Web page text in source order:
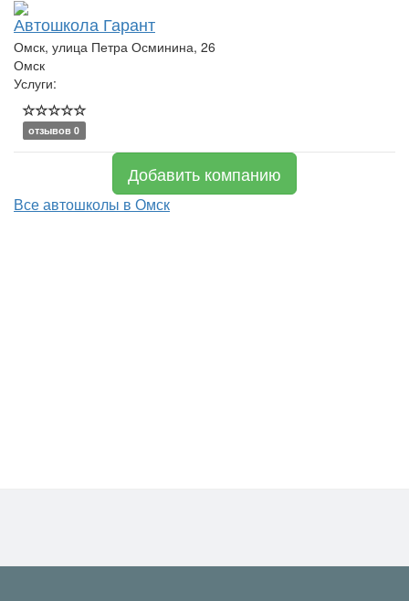
Автошкола Гарант
Омск, улица Петра Осминина, 26
Омск
Услуги:
отзывов 0
Добавить компанию
Все автошколы в Омск